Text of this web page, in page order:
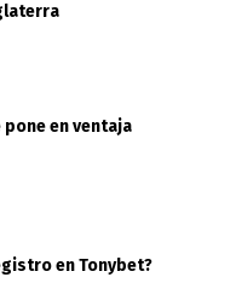
en ventaja
en Tonybet?